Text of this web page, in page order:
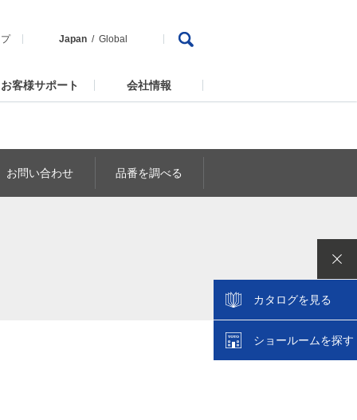
Japan Global
お客様サポート 会社情報
お問い合わせ 品番を調べる
カタログを見る
ショールームを探す